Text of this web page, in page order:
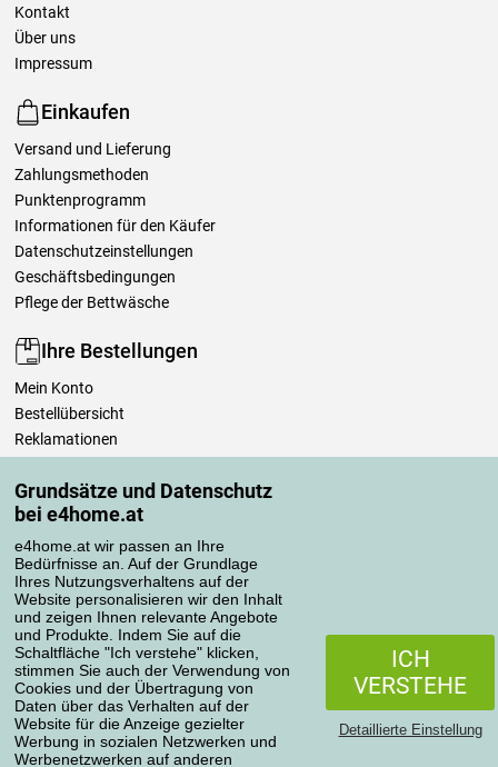
Grundsätze und Datenschutz
bei e4home.at
e4home.at wir passen an Ihre
Bedürfnisse an. Auf der Grundlage
Ihres Nutzungsverhaltens auf der
Website personalisieren wir den Inhalt
und zeigen Ihnen relevante Angebote
und Produkte. Indem Sie auf die
Schaltfläche "Ich verstehe" klicken,
stimmen Sie auch der Verwendung von
Cookies und der Übertragung von
Daten über das Verhalten auf der
Website für die Anzeige gezielter
Werbung in sozialen Netzwerken und
Werbenetzwerken auf anderen
ICH
VERSTEHE
Detaillierte Einstellung
Kontakt
Über uns
Impressum
Einkaufen
Versand und Lieferung
Zahlungsmethoden
Punktenprogramm
Informationen für den Käufer
Datenschutzeinstellungen
Geschäftsbedingungen
Pflege der Bettwäsche
Ihre Bestellungen
Mein Konto
Bestellübersicht
Reklamationen
Einfach mehr wissen
Richtlinien zur Verarbeitung von Bewertungen
Transportarten
Zahlungsmethoden